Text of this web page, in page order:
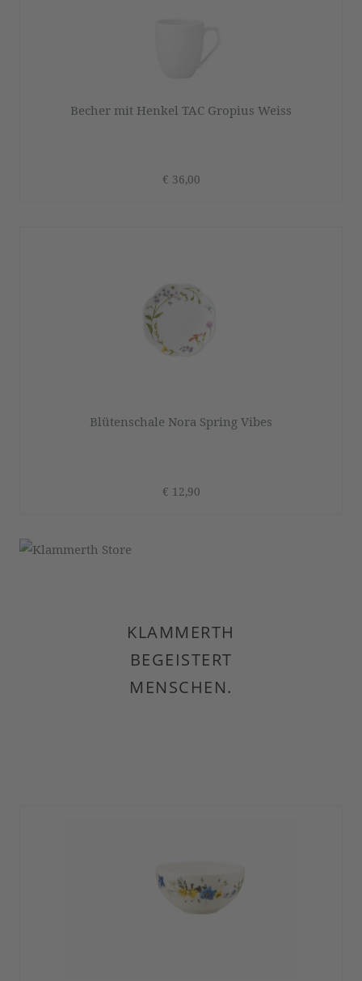
Becher mit Henkel TAC Gropius Weiss
€ 36,00
Blütenschale Nora Spring Vibes
€ 12,90
KLAMMERTH
BEGEISTERT
MENSCHEN.